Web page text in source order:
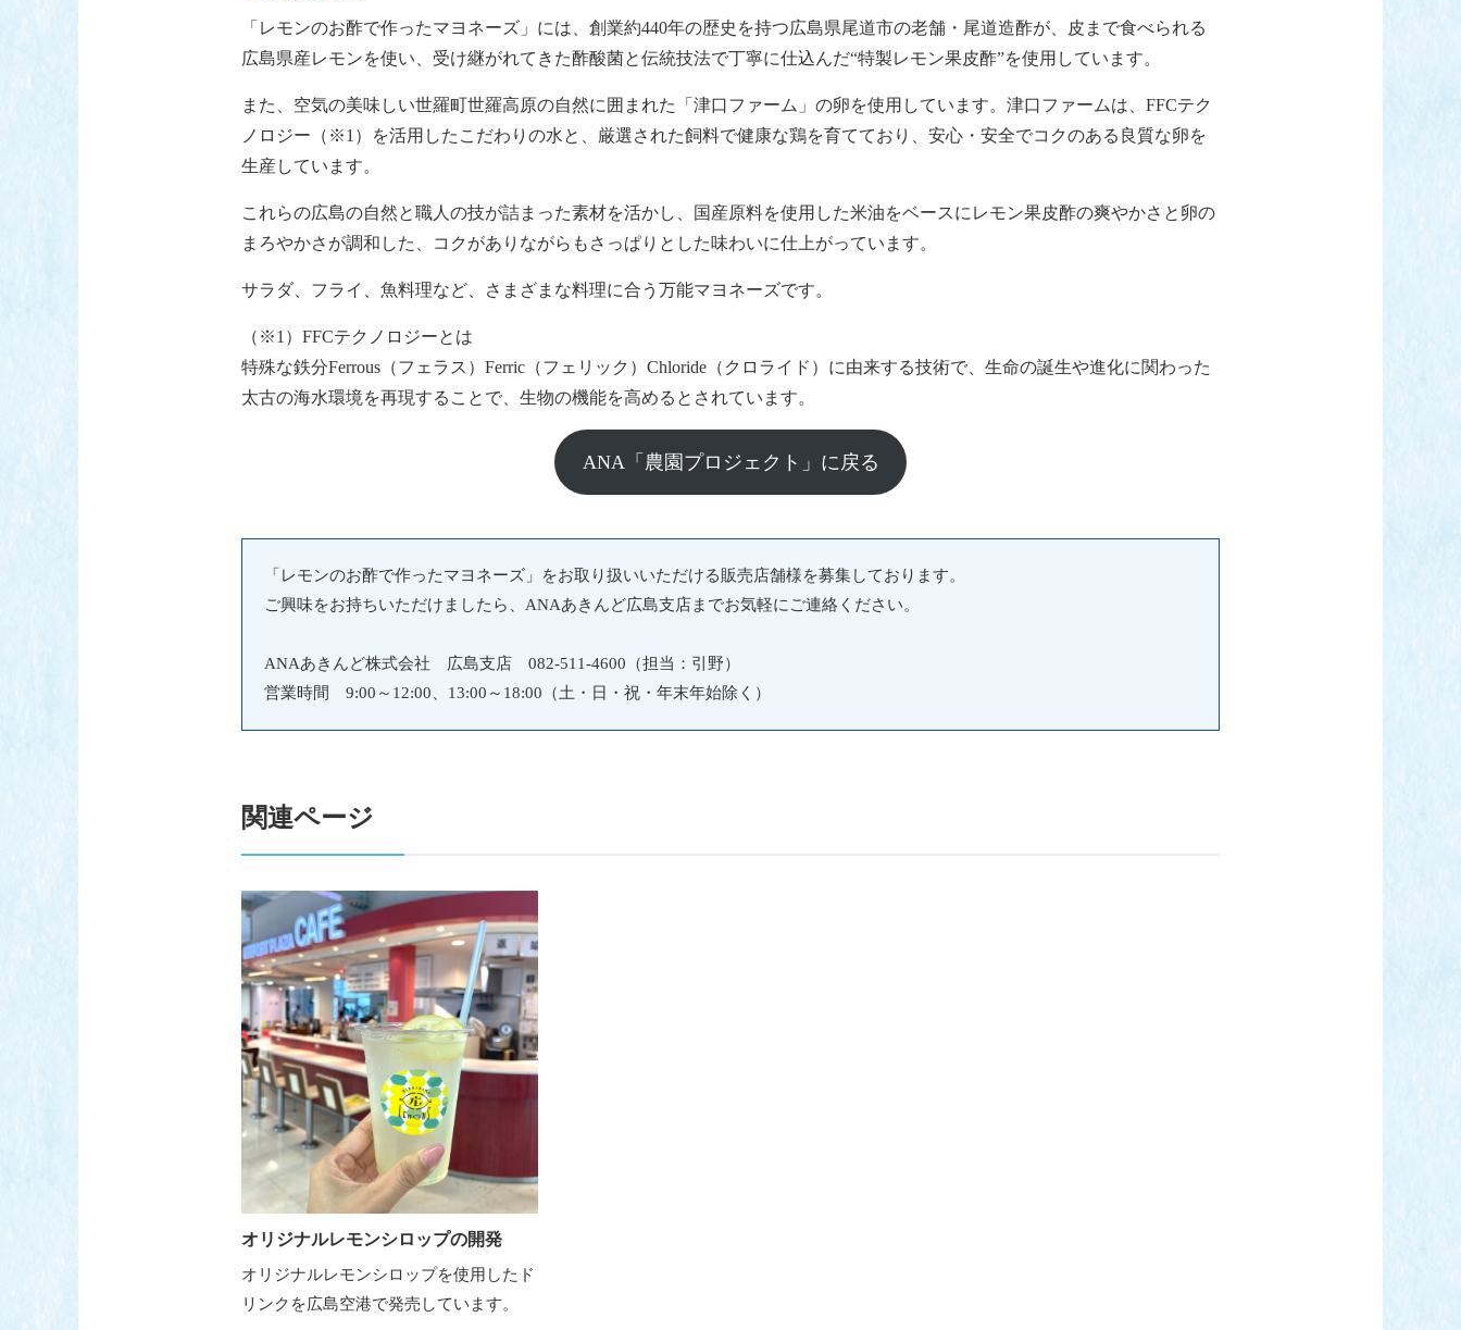
「レモンのお酢で作ったマヨネーズ」には、創業約440年の歴史を持つ広島県尾道市の老舗・尾道造酢が、皮まで食べられる
広島県産レモンを使い、受け継がれてきた酢酸菌と伝統技法で丁寧に仕込んだ“特製レモン果皮酢”を使用しています。
また、空気の美味しい世羅町世羅高原の自然に囲まれた「津口ファーム」の卵を使用しています。津口ファームは、FFCテク
ノロジー（※1）を活用したこだわりの水と、厳選された飼料で健康な鶏を育てており、安心・安全でコクのある良質な卵を
生産しています。
これらの広島の自然と職人の技が詰まった素材を活かし、国産原料を使用した米油をベースにレモン果皮酢の爽やかさと卵の
まろやかさが調和した、コクがありながらもさっぱりとした味わいに仕上がっています。
サラダ、フライ、魚料理など、さまざまな料理に合う万能マヨネーズです。
（※1）FFCテクノロジーとは
特殊な鉄分Ferrous（フェラス）Ferric（フェリック）Chloride（クロライド）に由来する技術で、生命の誕生や進化に関わった
太古の海水環境を再現することで、生物の機能を高めるとされています。
ANA「農園プロジェクト」に戻る
「レモンのお酢で作ったマヨネーズ」をお取り扱いいただける販売店舗様を募集しております。
ご興味をお持ちいただけましたら、ANAあきんど広島支店までお気軽にご連絡ください。
ANAあきんど株式会社 広島支店 082-511-4600（担当：引野）
営業時間 9:00～12:00、13:00～18:00（土・日・祝・年末年始除く）
関連ページ
オリジナルレモンシロップの開発
オリジナルレモンシロップを使用したド
リンクを広島空港で発売しています。